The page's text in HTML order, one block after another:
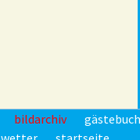
bildarchiv